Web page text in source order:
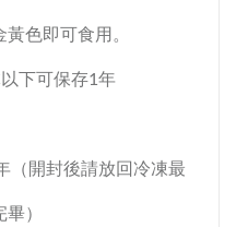
色即可食用。
下可保存1年
（開封後請放回冷凍最
畢）